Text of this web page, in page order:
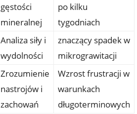
gęstości‍
mineralnej
po kilku
tygodniach
Analiza siły ⁢i
wydolności
znaczący spadek w
mikrograwitacji
Zrozumienie‍
nastrojów‍ i
zachowań
Wzrost frustracji ‌w
warunkach
⁣długoterminowych